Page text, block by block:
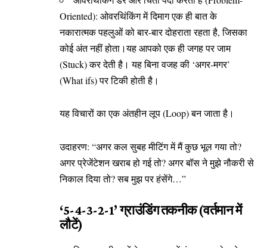
Oriented): ओवरथिंकिंग में दिमाग एक ही बात के
नकारात्मक पहलुओं को बार-बार दोहराता रहता है, जिसका
कोई अंत नहीं होता।यह आपको एक ही जगह पर जाम
(Stuck) कर देती है। यह बिना वजह की ‘अगर-मगर’
(What ifs) पर टिकी होती है।
यह विचारों का एक अंतहीन लूप (Loop) बन जाता है।
उदाहरण: “अगर कल सुबह मीटिंग में मैं कुछ भूल गया तो?
अगर प्रेजेंटेशन खराब हो गई तो? अगर बॉस ने मुझे नौकरी से
निकाल दिया तो? सब मुझ पर हंसेंगे…”
‘5-4-3-2-1’ ग्राउंडिंग तकनीक (वर्तमान में
लौटें)